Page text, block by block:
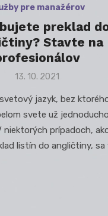
pre manažérov
preklad
Stavte na
Posted
13. 10. 2021
jazyk, bez
svete už jednoducho
niektorých prípadoch,
listín do angličtiny, sa